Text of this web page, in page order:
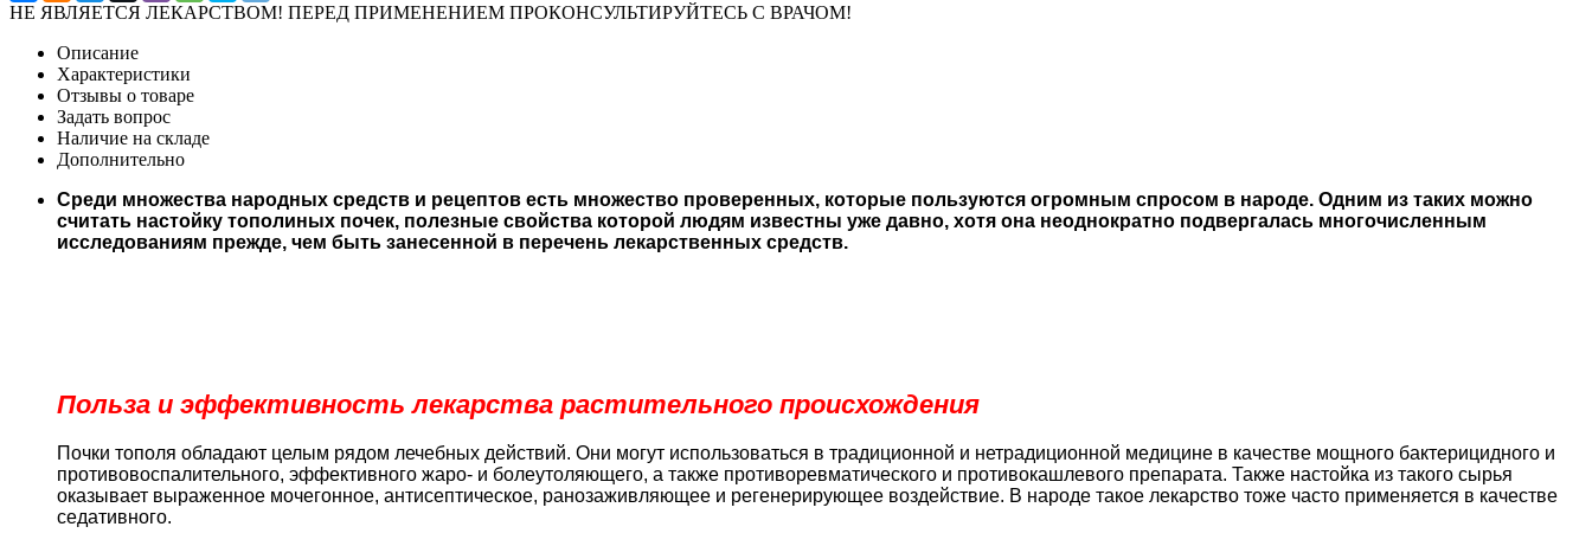
НЕ ЯВЛЯЕТСЯ ЛЕКАРСТВОМ! ПЕРЕД ПРИМЕНЕНИЕМ ПРОКОНСУЛЬТИРУЙТЕСЬ С ВРАЧОМ!
Описание
Характеристики
Отзывы о товаре
Задать вопрос
Наличие на складе
Дополнительно
Среди множества народных средств и рецептов есть множество проверенных, которые пользуются огромным спросом в народе. Одним из таких можно
считать настойку тополиных почек, полезные свойства которой людям известны уже давно, хотя она неоднократно подвергалась многочисленным
исследованиям прежде, чем быть занесенной в перечень лекарственных средств.
Польза и эффективность лекарства растительного происхождения
Почки тополя обладают целым рядом лечебных действий. Они могут использоваться в традиционной и нетрадиционной медицине в качестве мощного бактерицидного и
противовоспалительного, эффективного жаро- и болеутоляющего, а также противоревматического и противокашлевого препарата. Также настойка из такого сырья
оказывает выраженное мочегонное, антисептическое, ранозаживляющее и регенерирующее воздействие. В народе такое лекарство тоже часто применяется в качестве
седативного.